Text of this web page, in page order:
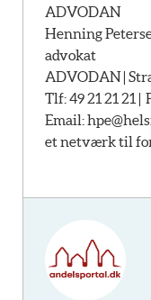
ADVODAN
Henning
advokat
ADVODAN |
Tlf: 49 21 21 21 |
Email:
et netværk til